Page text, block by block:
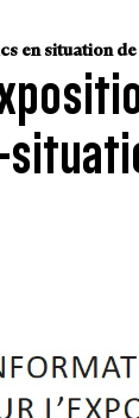
en situation